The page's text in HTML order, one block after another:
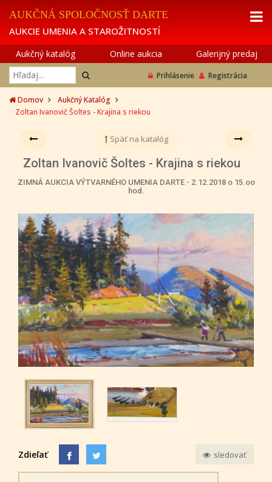
AUKČNÁ SPOLOČNOSŤ DARTE
AUKCIE UMENIA A STAROŽITNOSTÍ
Aukčný katalóg Online aukcia Galerijný predaj
Prihlásenie Registrácia
Domov
Aukčný Katalóg
Zoltan Ivanovič Šoltes - Krajina s riekou
Späť na katalóg
Zoltan Ivanovič Šoltes - Krajina s riekou
ZIMNÁ AUKCIA VÝTVARNÉHO UMENIA DARTE - 2.12.2018 o 15.oo
hod.
Zdieľať sledovať